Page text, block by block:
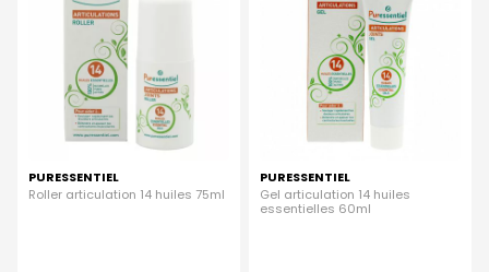
PURESSENTIEL
Roller articulation 14 huiles 75ml
PURESSENTIEL
Gel articulation 14 huiles
essentielles 60ml